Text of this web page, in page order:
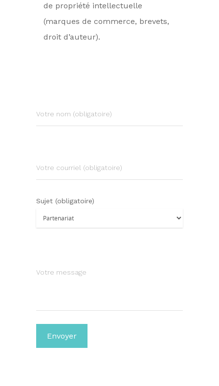
de propriété intellectuelle
(marques de commerce, brevets,
droit d’auteur).
Votre nom (obligatoire)
Votre courriel (obligatoire)
Sujet (obligatoire)
Votre message